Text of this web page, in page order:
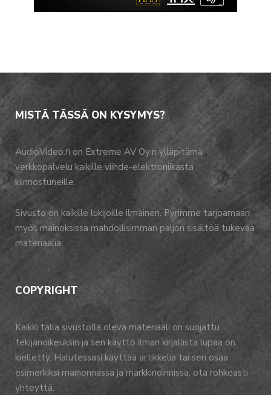
MISTÄ TÄSSÄ ON KYSYMYS?
AudioVideo.fi on Extreme AV Oy:n ylläpitämä
verkkopalvelu kaikille viihde-elektroniikasta
kiinnostuneille.
Sivusto on kaikille lukijoille ilmainen. Pyrimme tarjoamaan
myös mainoksissa mahdollisimman paljon sisältöä tukevaa
materiaalia.
COPYRIGHT
Kaikki tällä sivustolla oleva materiaali on suojattu
tekijänoikeuksin ja sen käyttö ilman kirjallista lupaa on
kielletty. Halutessasi käyttää artikkelia tai sen osaa
esimerkiksi mainonnassa ja markkinoinnissa, ota rohkeasti
yhteyttä.